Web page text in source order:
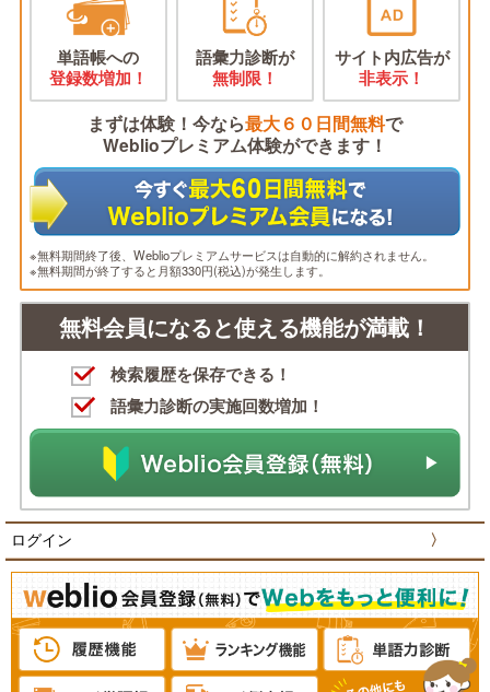
単語帳への
登録数増加！
語彙力診断が
無制限！
サイト内広告が
非表示！
まずは体験！今なら最大６０日間無料で
Weblioプレミアム体験ができます！
※無料期間終了後、Weblioプレミアムサービスは自動的に解約されません。
※無料期間が終了すると月額330円(税込)が発生します。
無料会員になると使える機能が満載！
検索履歴を保存できる！
語彙力診断の実施回数増加！
ログイン 〉